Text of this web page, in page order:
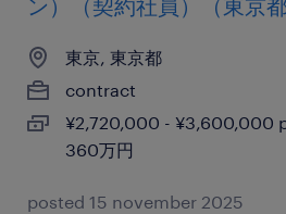
ン）（契約社員）（東京都
東京, 東京都
contract
¥2,720,000 - ¥3,600,000
360万円
posted 15 november 2025